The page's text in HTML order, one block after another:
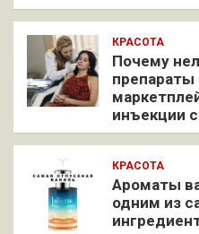
КРАСОТА
Почему
препараты
инъекции
КРАСОТА
Ароматы
одним из